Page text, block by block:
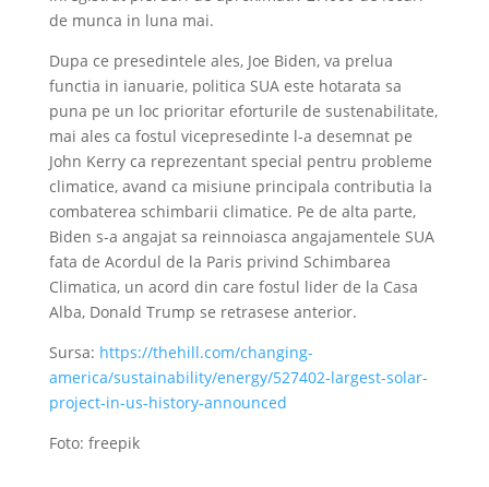
de munca in luna mai.
Dupa ce presedintele ales, Joe Biden, va prelua
functia in ianuarie, politica SUA este hotarata sa
puna pe un loc prioritar eforturile de sustenabilitate,
mai ales ca fostul vicepresedinte l-a desemnat pe
John Kerry ca reprezentant special pentru probleme
climatice, avand ca misiune principala contributia la
combaterea schimbarii climatice. Pe de alta parte,
Biden s-a angajat sa reinnoiasca angajamentele SUA
fata de Acordul de la Paris privind Schimbarea
Climatica, un acord din care fostul lider de la Casa
Alba, Donald Trump se retrasese anterior.
Sursa: https://thehill.com/changing-
america/sustainability/energy/527402-largest-solar-
project-in-us-history-announced
Foto: freepik